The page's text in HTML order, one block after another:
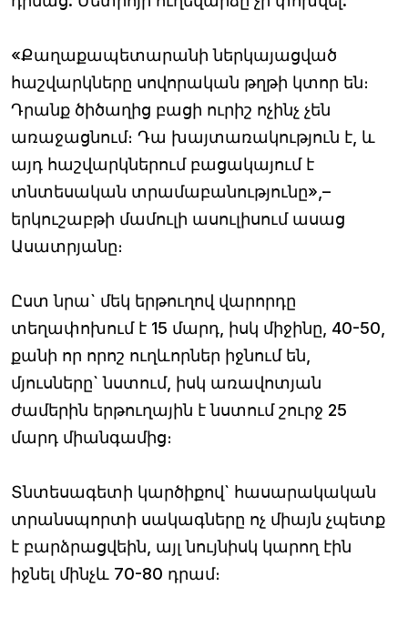
«Քաղաքապետարանի ներկայացված
հաշվարկները սովորական թղթի կտոր են։
Դրանք ծիծաղից բացի ուրիշ ոչինչ չեն
առաջացնում։ Դա խայտառակություն է, և
այդ հաշվարկներում բացակայում է
տնտեսական տրամաբանությունը»,–
երկուշաբթի մամուլի ասուլիսում ասաց
Ասատրյանը։
Ըստ նրա` մեկ երթուղով վարորդը
տեղափոխում է 15 մարդ, իսկ միջինը, 40-50,
քանի որ որոշ ուղևորներ իջնում են,
մյուսները` նստում, իսկ առավոտյան
ժամերին երթուղային է նստում շուրջ 25
մարդ միանգամից։
Տնտեսագետի կարծիքով` հասարակական
տրանսպորտի սակագները ոչ միայն չպետք
է բարձրացվեին, այլ նույնիսկ կարող էին
իջնել մինչև 70-80 դրամ։